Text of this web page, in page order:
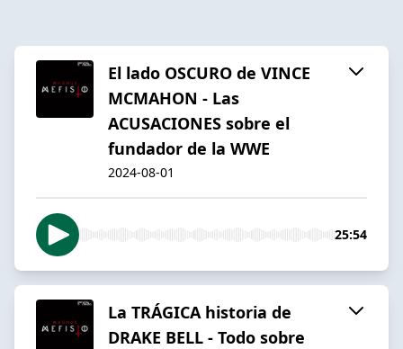
El lado OSCURO de VINCE
MCMAHON - Las
ACUSACIONES sobre el
fundador de la WWE
2024-08-01
25:54
La TRÁGICA historia de
DRAKE BELL - Todo sobre